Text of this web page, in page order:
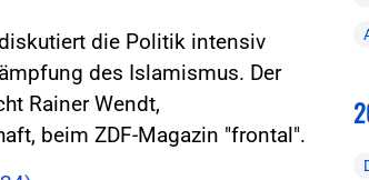
die Politik intensiv
des Islamismus. Der
Rainer Wendt,
beim ZDF-Magazin "frontal".